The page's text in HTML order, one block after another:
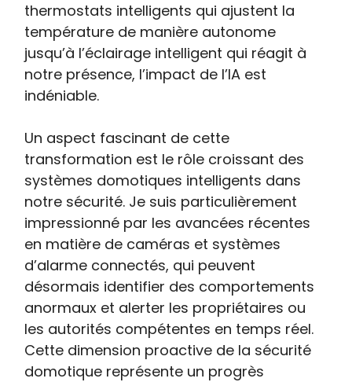
thermostats intelligents qui ajustent la
température de manière autonome
jusqu’à l’éclairage intelligent qui réagit à
notre présence, l’impact de l’IA est
indéniable.
Un aspect fascinant de cette
transformation est le rôle croissant des
systèmes domotiques intelligents dans
notre sécurité. Je suis particulièrement
impressionné par les avancées récentes
en matière de caméras et systèmes
d’alarme connectés, qui peuvent
désormais identifier des comportements
anormaux et alerter les propriétaires ou
les autorités compétentes en temps réel.
Cette dimension proactive de la sécurité
domotique représente un progrès